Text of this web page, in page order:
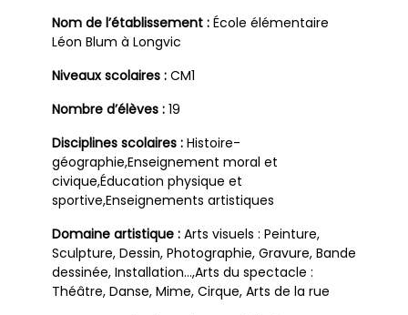
Nom de l’établissement : École élémentaire
Léon Blum à Longvic
Niveaux scolaires : CM1
Nombre d’élèves : 19
Disciplines scolaires : Histoire-
géographie,Enseignement moral et
civique,Éducation physique et
sportive,Enseignements artistiques
Domaine artistique : Arts visuels : Peinture,
Sculpture, Dessin, Photographie, Gravure, Bande
dessinée, Installation…,Arts du spectacle :
Théâtre, Danse, Mime, Cirque, Arts de la rue